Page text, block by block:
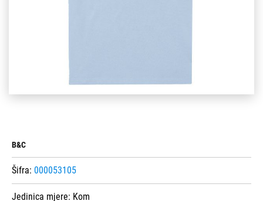
B&C
Šifra: 000053105
Jedinica mjere: Kom